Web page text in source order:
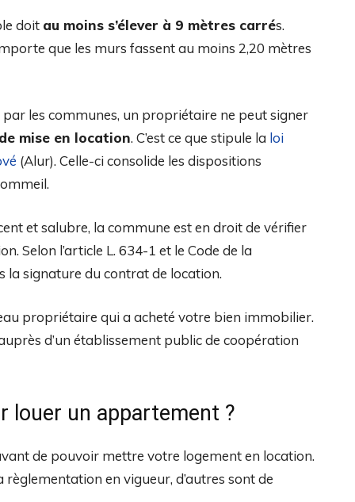
doit au moins s’élever à 9 mètres carrés.
que les murs fassent au moins 2,20 mètres
les communes, un propriétaire ne peut signer
mise en location. C’est ce que stipule la loi
(Alur). Celle-ci consolide les dispositions
et salubre, la commune est en droit de vérifier
Selon l’article L. 634-1 et le Code de la
la signature du contrat de location.
propriétaire qui a acheté votre bien immobilier.
d’un établissement public de coopération
louer un appartement ?
de pouvoir mettre votre logement en location.
en vigueur, d’autres sont de